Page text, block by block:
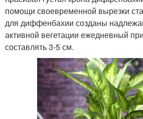
помощи своевременной вырезки
для диффенбахии созданы
активной вегетации ежедневный
составлять 3-5 см.